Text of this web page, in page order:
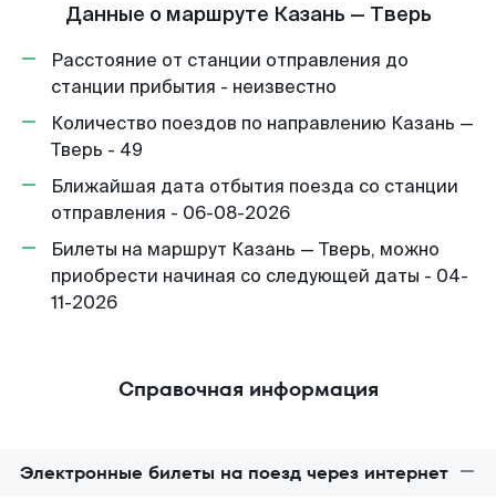
Данные о маршруте Казань — Тверь
Расстояние от станции отправления до
станции прибытия - неизвестно
Количество поездов по направлению Казань —
Тверь - 49
Ближайшая дата отбытия поезда со станции
отправления - 06-08-2026
Билеты на маршрут Казань — Тверь, можно
приобрести начиная со следующей даты - 04-
11-2026
Справочная информация
Электронные билеты на поезд через интернет